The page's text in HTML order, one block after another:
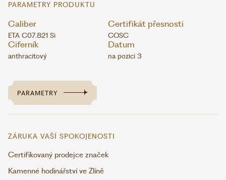
PARAMETRY PRODUKTU
Caliber
ETA C07.821 Si
Certifikát přesnosti
COSC
Ciferník
anthracitový
Datum
na pozici 3
PARAMETRY
ZÁRUKA VAŠÍ SPOKOJENOSTI
Certifikovaný prodejce značek
Kamenné hodinářství ve Zlíně